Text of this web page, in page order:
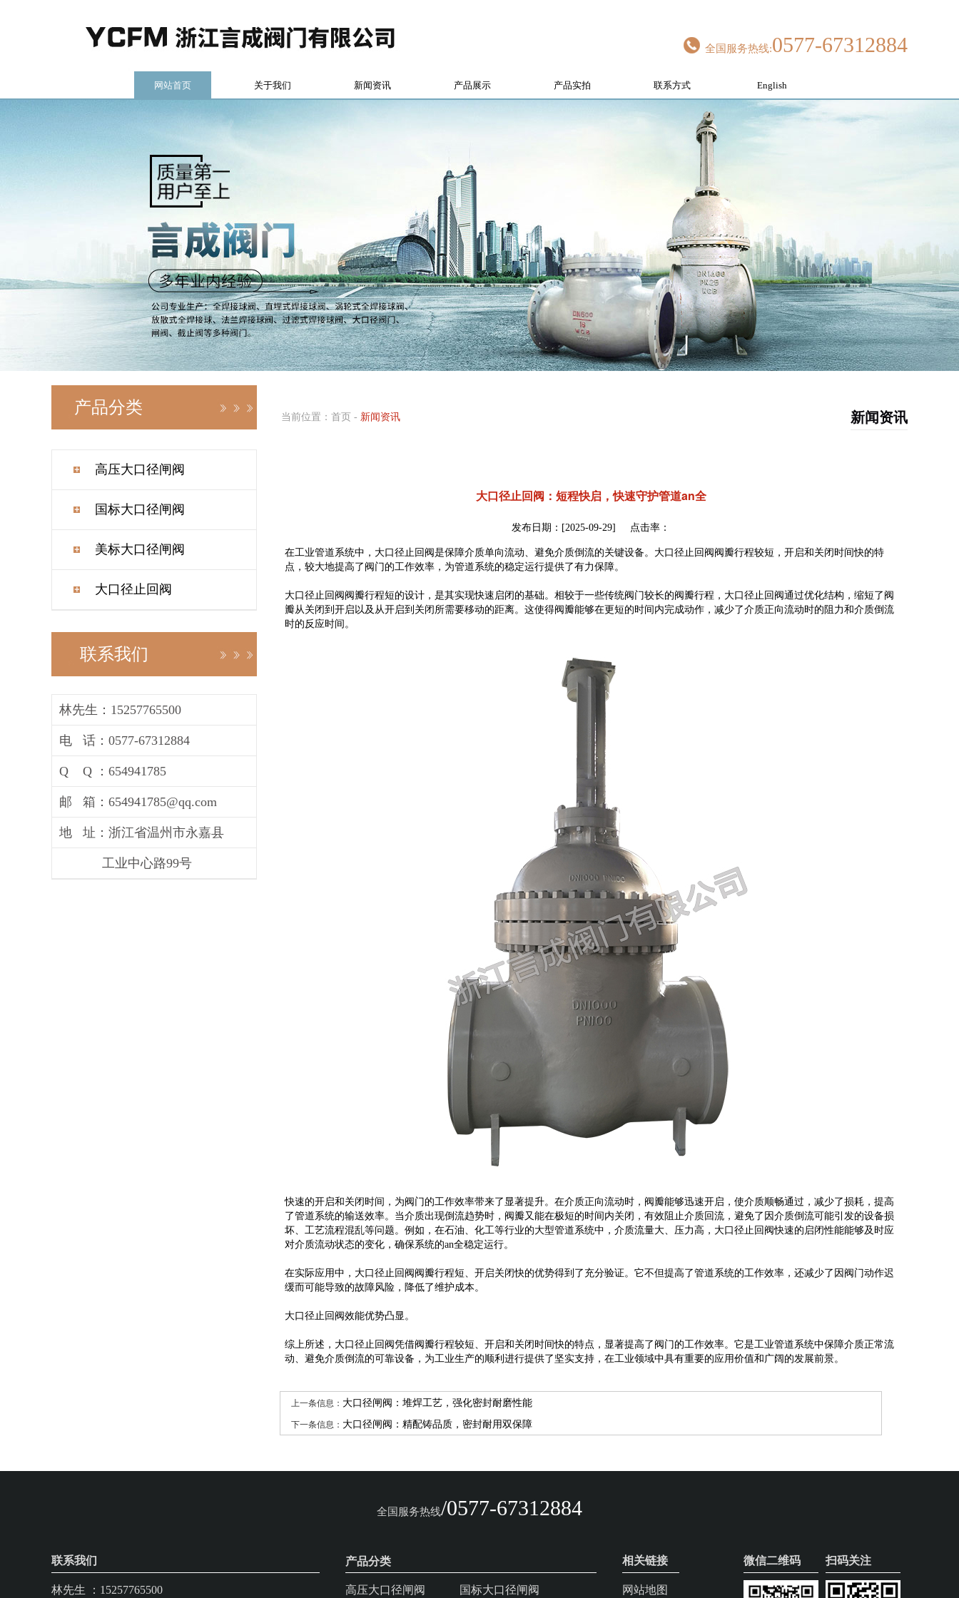
全国服务热线:0577-67312884
网站首页 关于我们 新闻资讯 产品展示 产品实拍 联系方式 English
产品分类
高压大口径闸阀
国标大口径闸阀
美标大口径闸阀
大口径止回阀
联系我们
林先生：15257765500
电 话：0577-67312884
Q Q ：654941785
邮 箱：654941785@qq.com
地 址：浙江省温州市永嘉县
工业中心路99号
当前位置： 首页 - 新闻资讯 新闻资讯
大口径止回阀：短程快启，快速守护管道an全
发布日期：[2025-09-29] 点击率：
在工业管道系统中，大口径止回阀是保障介质单向流动、避免介质倒流的关键设备。 大口径止回阀 阀瓣行程较短，开启和关闭时间快的特
点，较大地提高了阀门的工作效率，为管道系统的稳定运行提供了有力保障。
大口径止回阀阀瓣行程短的设计，是其实现快速启闭的基础。相较于一些传统阀门较长的阀瓣行程，大口径止回阀通过优化结构，缩短了阀
瓣从关闭到开启以及从开启到关闭所需要移动的距离。这使得阀瓣能够在更短的时间内完成动作，减少了介质正向流动时的阻力和介质倒流
时的反应时间。
快速的开启和关闭时间，为阀门的工作效率带来了显著提升。在介质正向流动时，阀瓣能够迅速开启，使介质顺畅通过，减少了损耗，提高
了管道系统的输送效率。当介质出现倒流趋势时，阀瓣又能在极短的时间内关闭，有效阻止介质回流，避免了因介质倒流可能引发的设备损
坏、工艺流程混乱等问题。例如，在石油、化工等行业的大型管道系统中，介质流量大、压力高，大口径止回阀快速的启闭性能能够及时应
对介质流动状态的变化，确保系统的an全稳定运行。
在实际应用中，大口径止回阀阀瓣行程短、开启关闭快的优势得到了充分验证。它不但提高了管道系统的工作效率，还减少了因阀门动作迟
缓而可能导致的故障风险，降低了维护成本。
大口径止回阀效能优势凸显。
综上所述， 大口径止回阀凭借阀瓣行程较短、开启和关闭时间快的特点，显著提高了阀门的工作效率。它是工业管道系统中保障介质正常流
动、避免介质倒流的可靠设备，为工业生产的顺利进行提供了坚实支持，在工业领域中具有重要的应用价值和广阔的发展前景。
上一条信息： 大口径闸阀：堆焊工艺，强化密封耐磨性能
下一条信息： 大口径闸阀：精配铸品质，密封耐用双保障
全国服务热线/0577-67312884
联系我们
林先生 ：15257765500
产品分类
高压大口径闸阀 国标大口径闸阀
相关链接
网站地图
扫码关注
微信二维码